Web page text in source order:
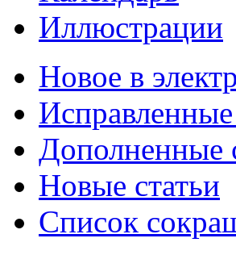
Иллюстрации
Новое в
Исправленные
Дополненные
Новые статьи
Список